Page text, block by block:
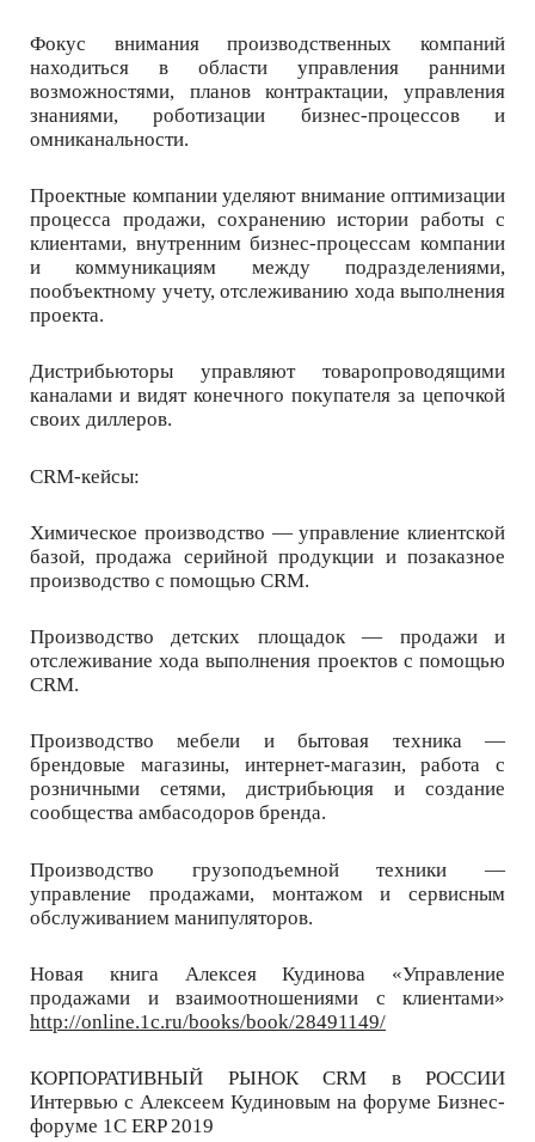
Фокус внимания производственных компаний
находиться в области управления ранними
возможностями, планов контрактации, управления
знаниями, роботизации бизнес-процессов и
омниканальности.
Проектные компании уделяют внимание оптимизации
процесса продажи, сохранению истории работы с
клиентами, внутренним бизнес-процессам компании
и коммуникациям между подразделениями,
пообъектному учету, отслеживанию хода выполнения
проекта.
Дистрибьюторы управляют товаропроводящими
каналами и видят конечного покупателя за цепочкой
своих диллеров.
CRM-кейсы:
Химическое производство — управление клиентской
базой, продажа серийной продукции и позаказное
производство с помощью CRM.
Производство детских площадок — продажи и
отслеживание хода выполнения проектов с помощью
CRM.
Производство мебели и бытовая техника —
брендовые магазины, интернет-магазин, работа с
розничными сетями, дистрибьюция и создание
сообщества амбасодоров бренда.
Производство грузоподъемной техники —
управление продажами, монтажом и сервисным
обслуживанием манипуляторов.
Новая книга Алексея Кудинова «Управление
продажами и взаимоотношениями с клиентами»
http://online.1c.ru/books/book/28491149/
КОРПОРАТИВНЫЙ РЫНОК CRM в РОССИИ
Интервью с Алексеем Кудиновым на форуме Бизнес-
форуме 1С ERP 2019